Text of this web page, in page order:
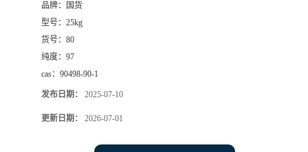
品牌：
国货
型号： 25kg
货号： 80
纯度： 97
cas： 90498-90-1
发布日期： 2025-07-10
更新日期： 2026-07-01